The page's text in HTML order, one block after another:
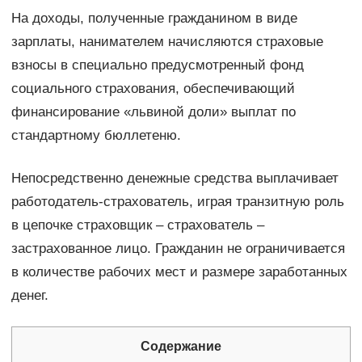
На доходы, полученные гражданином в виде
зарплаты, нанимателем начисляются страховые
взносы в специально предусмотренный фонд
социального страхования, обеспечивающий
финансирование «львиной доли» выплат по
стандартному бюллетеню.
Непосредственно денежные средства выплачивает
работодатель-страхователь, играя транзитную роль
в цепочке страховщик – страхователь –
застрахованное лицо. Гражданин не ограничивается
в количестве рабочих мест и размере заработанных
денег.
Содержание